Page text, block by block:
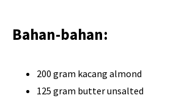
Bahan-bahan:
200 gram kacang almond
125 gram butter unsalted